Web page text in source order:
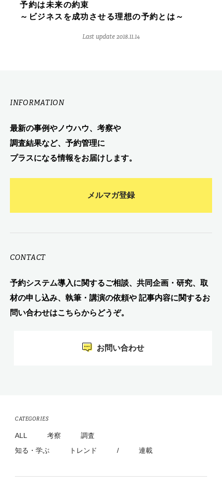
予約は未来の約束
～ビジネスを成功させる理想の予約とは～
Last update 2018.11.14
INFORMATION
最新の事例やノウハウ、考察や
調査結果など、予約管理に
プラスになる情報をお届けします。
メルマガ登録
CONTACT
予約システム導入に関するご相談、共同企画・研究、取
材の申し込み、執筆・講演の依頼や 記事内容に関するお
問い合わせはこちらからどうぞ。
お問い合わせ
CATEGORIES
ALL 考察
調査
知る・学ぶ
トレンド / 連載